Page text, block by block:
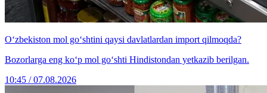
O‘zbekiston mol go‘shtini qaysi davlatlardan import qilmoqda?
Bozorlarga eng ko‘p mol go‘shti Hindistondan yetkazib berilgan.
10:45 / 07.08.2026